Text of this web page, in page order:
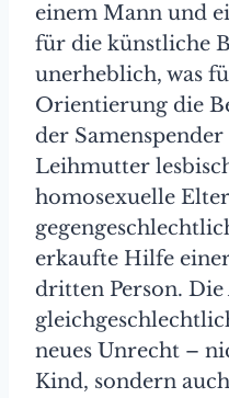
einem Mann und
für die künstliche
unerheblich, was
Orientierung die
der
Leihmutter
homosexuelle
erkaufte Hilfe
dritten Person.
neues Unrecht –
Kind, sondern